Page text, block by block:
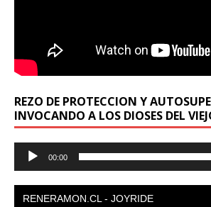
REZO DE PROTECCION Y
INVOCANDO A LOS DIOSES DEL
Reproductor
00:00